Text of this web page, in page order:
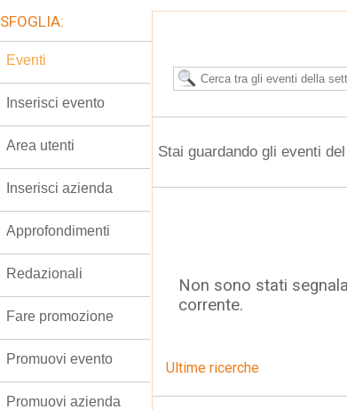
Stai guardando gli eventi
Non sono stati
corrente.
Ultime ricerche
SFOGLIA:
Eventi
Inserisci evento
Area utenti
Inserisci azienda
Approfondimenti
Redazionali
Fare promozione
Promuovi evento
Promuovi azienda